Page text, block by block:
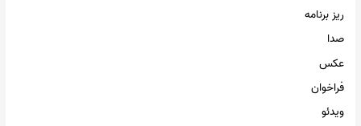
ریز برنامه
صدا
عکس
فراخوان
ویدئو